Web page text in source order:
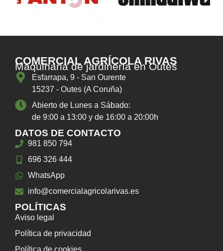
COMERCIAL AGRÍCOLA RIVAS
Maquinaria de jardinería en Outes
Esfarrapa, 9 - San Ourente
15237 - Outes (A Coruña)
Abierto de Lunes a Sábado:
de 9:00 a 13:00 y de 16:00 a 20:00h
DATOS DE CONTACTO
981 850 794
696 326 444
WhatsApp
info@comercialagricolarivas.es
POLÍTICAS
Aviso legal
Política de privacidad